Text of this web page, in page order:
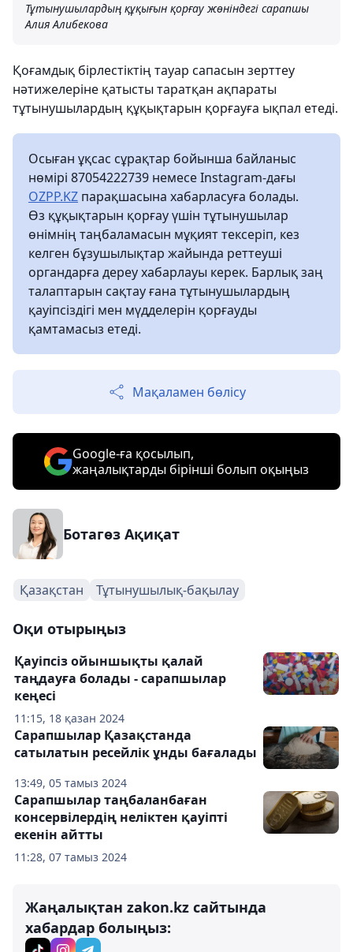
Тұтынушылардың құқығын қорғау жөніндегі сарапшы
Алия Алибекова
Қоғамдық бірлестіктің тауар сапасын зерттеу
нәтижелеріне қатысты таратқан ақпараты
тұтынушылардың құқықтарын қорғауға ықпал етеді.
Осыған ұқсас сұрақтар бойынша байланыс
нөмірі 87054222739 немесе Instagram-дағы
OZPP.KZ парақшасына хабарласуға болады.
Өз құқықтарын қорғау үшін тұтынушылар
өнімнің таңбаламасын мұқият тексеріп, кез
келген бұзушылықтар жайында реттеуші
органдарға дереу хабарлауы керек. Барлық заң
талаптарын сақтау ғана тұтынушылардың
қауіпсіздігі мен мүдделерін қорғауды
қамтамасыз етеді.
Мақаламен бөлісу
Google-ға қосылып,
жаңалықтарды бірінші болып оқыңыз
Ботагөз Ақиқат
Қазақстан Тұтынушылық-бақылау
Оқи отырыңыз
11:15, 18 қазан 2024
Қауіпсіз ойыншықты қалай
таңдауға болады - сарапшылар
кеңесі
13:49, 05 тамыз 2024
Сарапшылар Қазақстанда
сатылатын ресейлік ұнды бағалады
11:28, 07 тамыз 2024
Сарапшылар таңбаланбаған
консервілердің неліктен қауіпті
екенін айтты
Жаңалықтан zakon.kz сайтында
хабардар болыңыз: